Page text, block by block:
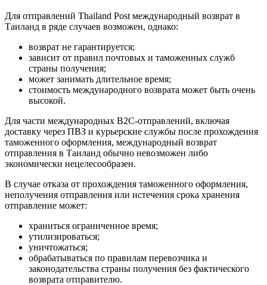
Для отправлений Thailand Post международный возврат в
Таиланд в ряде случаев возможен, однако:
возврат не гарантируется;
зависит от правил почтовых и таможенных служб
страны получения;
может занимать длительное время;
стоимость международного возврата может быть очень
высокой.
Для части международных B2C-отправлений, включая
доставку через ПВЗ и курьерские службы после прохождения
таможенного оформления, международный возврат
отправления в Таиланд обычно невозможен либо
экономически нецелесообразен.
В случае отказа от прохождения таможенного оформления,
неполучения отправления или истечения срока хранения
отправление может:
храниться ограниченное время;
утилизироваться;
уничтожаться;
обрабатываться по правилам перевозчика и
законодательства страны получения без фактического
возврата отправителю.